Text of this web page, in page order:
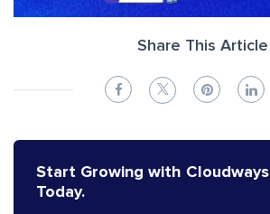
Share This Article
Start Growing with Cloudways
Today.